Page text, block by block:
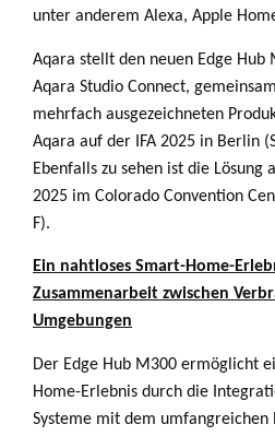
unter anderem Alexa, Apple
Aqara stellt den neuen Edge
Aqara Studio Connect,
mehrfach ausgezeichneten
Aqara auf der IFA 2025 in Berlin
Ebenfalls zu sehen ist die Lösung
2025 im Colorado Convention
F).
Ein nahtloses Smart-Home-
Zusammenarbeit zwischen
Umgebungen
Der Edge Hub M300 ermöglicht
Home-Erlebnis durch die
Systeme mit dem